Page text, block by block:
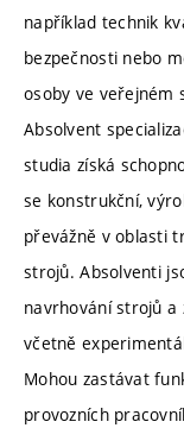
například technik
bezpečnosti nebo
osoby ve veřejném
Absolvent
studia získá
se konstrukční,
převážně v oblasti
strojů. Absolventi
navrhování strojů
včetně
Mohou zastávat
provozních